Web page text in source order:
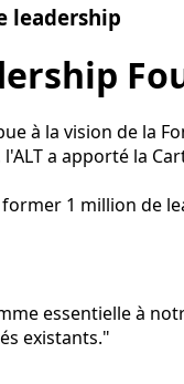
leadership
à la vision de la
a apporté la
former 1 million de
essentielle à
existants."